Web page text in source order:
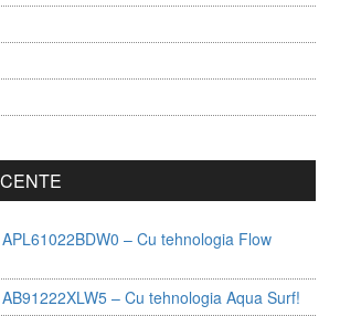
– Cu tehnologia Flow
– Cu tehnologia Aqua Surf!